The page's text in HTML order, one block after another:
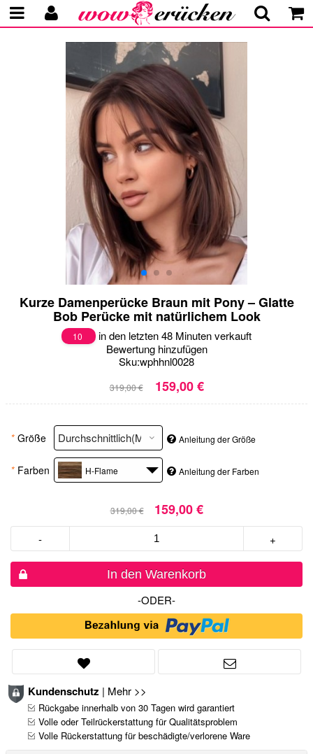
Kurze Damenperücke Braun mit Pony – Glatte
Bob Perücke mit natürlichem Look
10
in den letzten 48 Minuten verkauft
Bewertung hinzufügen
Sku:wphhnl0028
319,00 € 159,00 €
* Größe Anleitung der Größe
* Farben H-Flame Anleitung der Farben
319,00 € 159,00 €
- +
In den Warenkorb
-ODER-
Kundenschutz | Mehr >>
Rückgabe innerhalb von 30 Tagen wird garantiert
Volle oder Teilrückerstattung für Qualitätsproblem
Volle Rückerstattung für beschädigte/verlorene Ware